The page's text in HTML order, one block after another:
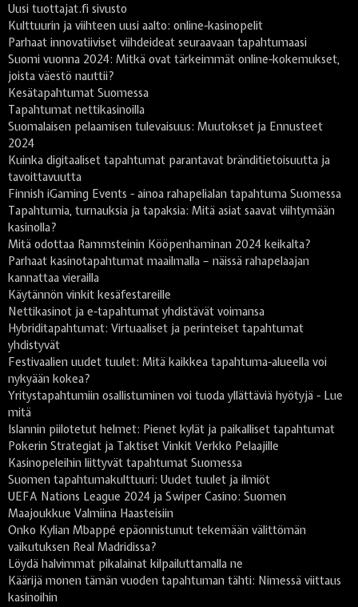
Uusi tuottajat.fi sivusto
Kulttuurin ja viihteen uusi aalto: online-kasinopelit
Parhaat innovatiiviset viihdeideat seuraavaan tapahtumaasi
Suomi vuonna 2024: Mitkä ovat tärkeimmät online-kokemukset,
joista väestö nauttii?
Kesätapahtumat Suomessa
Tapahtumat nettikasinoilla
Suomalaisen pelaamisen tulevaisuus: Muutokset ja Ennusteet
2024
Kuinka digitaaliset tapahtumat parantavat bränditietoisuutta ja
tavoittavuutta
Finnish iGaming Events - ainoa rahapelialan tapahtuma Suomessa
Tapahtumia, turnauksia ja tapaksia: Mitä asiat saavat viihtymään
kasinolla?
Mitä odottaa Rammsteinin Kööpenhaminan 2024 keikalta?
Parhaat kasinotapahtumat maailmalla – näissä rahapelaajan
kannattaa vierailla
Käytännön vinkit kesäfestareille
Nettikasinot ja e-tapahtumat yhdistävät voimansa
Hybriditapahtumat: Virtuaaliset ja perinteiset tapahtumat
yhdistyvät
Festivaalien uudet tuulet: Mitä kaikkea tapahtuma-alueella voi
nykyään kokea?
Yritystapahtumiin osallistuminen voi tuoda yllättäviä hyötyjä - Lue
mitä
Islannin piilotetut helmet: Pienet kylät ja paikalliset tapahtumat
Pokerin Strategiat ja Taktiset Vinkit Verkko Pelaajille
Kasinopeleihin liittyvät tapahtumat Suomessa
Suomen tapahtumakulttuuri: Uudet tuulet ja ilmiöt
UEFA Nations League 2024 ja Swiper Casino: Suomen
Maajoukkue Valmiina Haasteisiin
Onko Kylian Mbappé epäonnistunut tekemään välittömän
vaikutuksen Real Madridissa?
Löydä halvimmat pikalainat kilpailuttamalla ne
Käärijä monen tämän vuoden tapahtuman tähti: Nimessä viittaus
kasinoihin